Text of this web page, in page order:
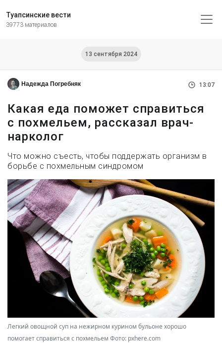
Туапсинские вести
39773 материалов
13 сентября 2024
Надежда Погребняк 13:07
Какая еда поможет справиться
с похмельем, рассказал врач-
нарколог
Что можно съесть, чтобы поддержать организм в
борьбе с похмельным синдромом
Легкий овощной суп на нежирном курином бульоне хорошо
помогает справиться с похмельем Фото: pxhere.com